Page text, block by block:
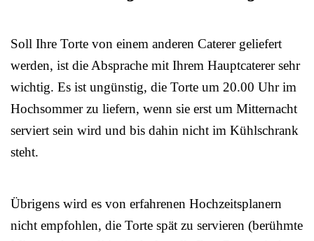
Soll Ihre Torte von einem anderen Caterer geliefert
werden, ist die Absprache mit Ihrem Hauptcaterer sehr
wichtig. Es ist ungünstig, die Torte um 20.00 Uhr im
Hochsommer zu liefern, wenn sie erst um Mitternacht
serviert sein wird und bis dahin nicht im Kühlschrank
steht.
Übrigens wird es von erfahrenen Hochzeitsplanern
nicht empfohlen, die Torte spät zu servieren (berühmte